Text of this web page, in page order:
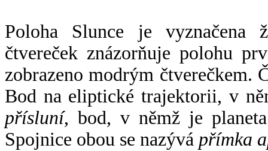
Poloha Slunce je vyznačena
čtvereček znázorňuje polohu
zobrazeno modrým čtverečkem.
Bod na eliptické trajektorii, v
přísluní, bod, v němž je
Spojnice obou se nazývá přímka